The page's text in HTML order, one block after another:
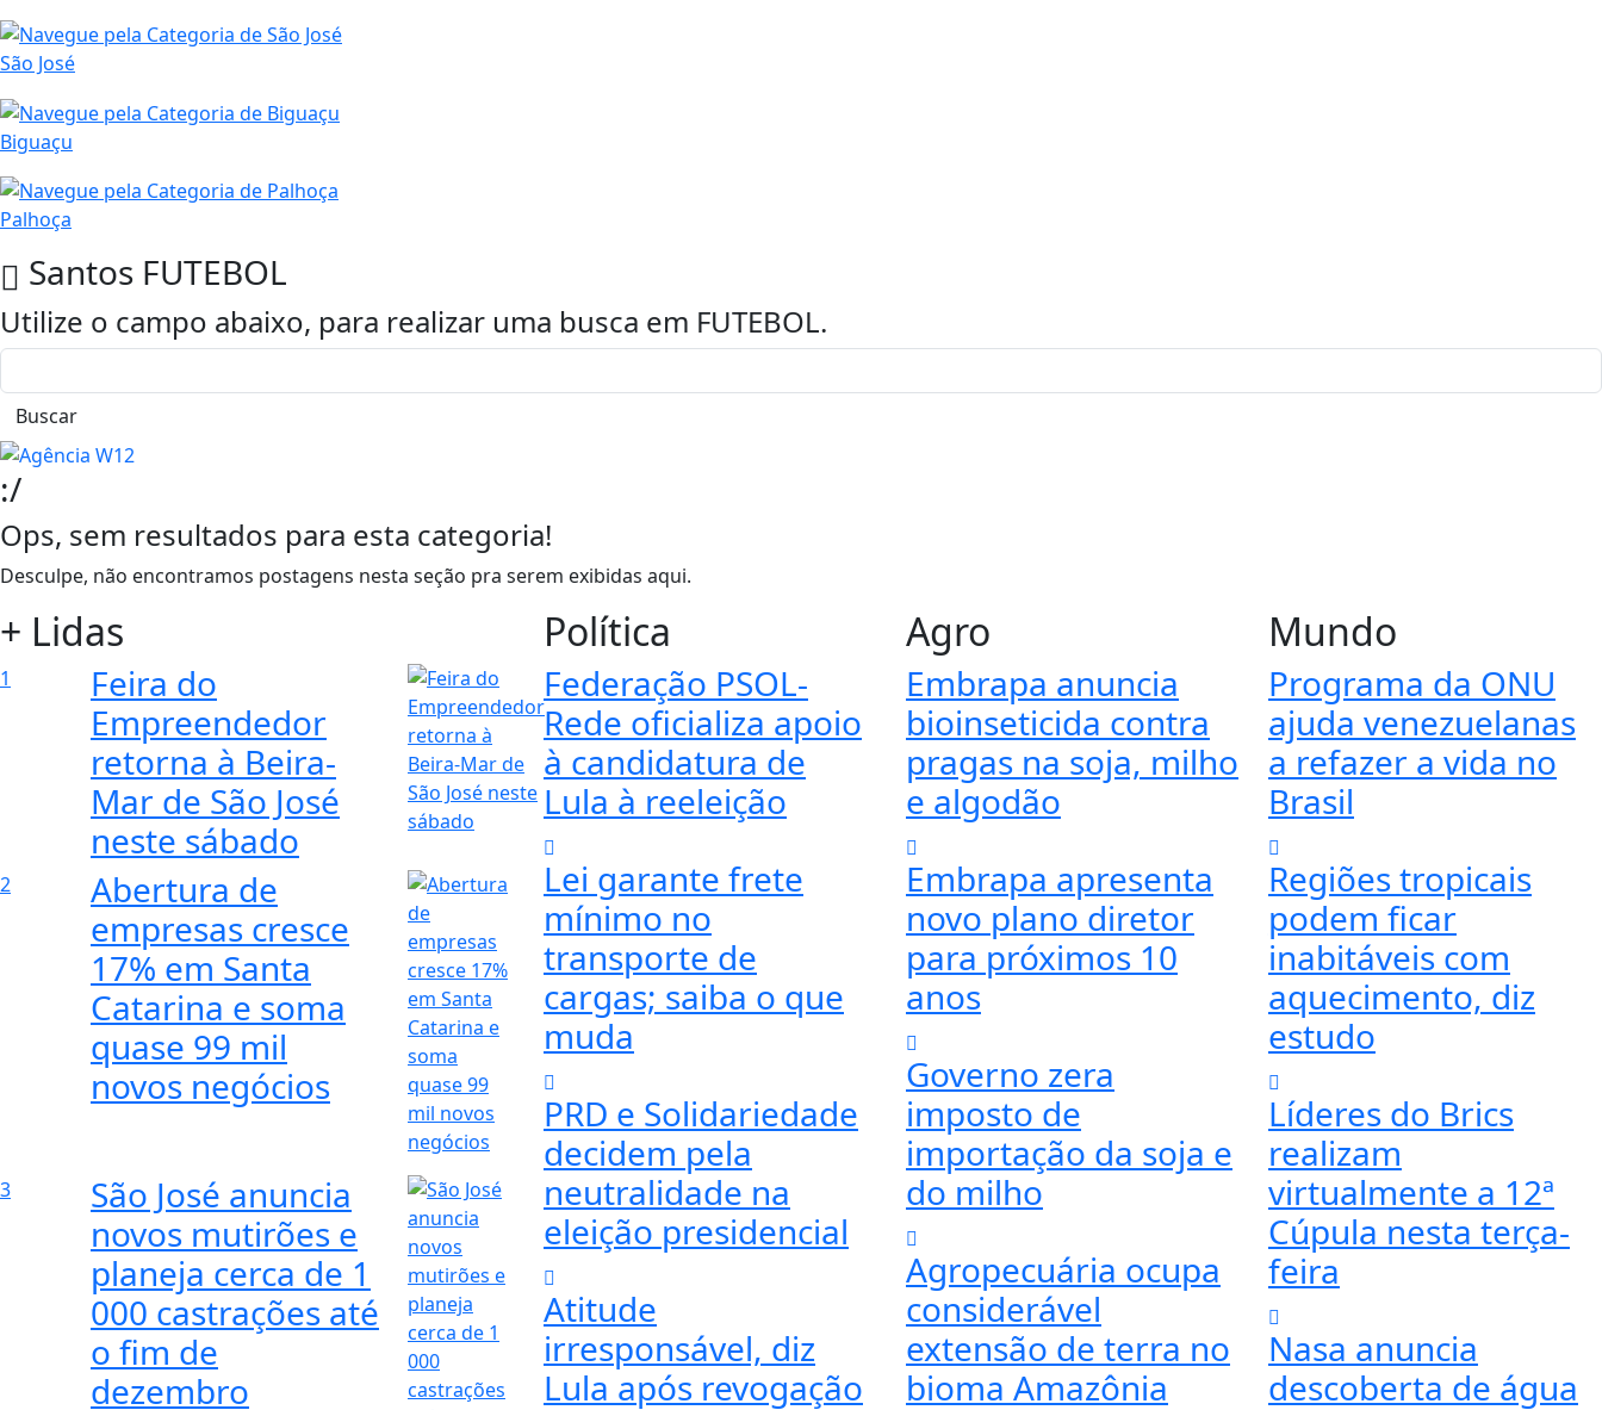
São José
Biguaçu
Palhoça
Santos FUTEBOL
Utilize o campo abaixo, para realizar uma busca em FUTEBOL.
Buscar
:/
Ops, sem resultados para esta categoria!
Desculpe, não encontramos postagens nesta seção pra serem exibidas aqui.
+ Lidas
1
Feira do
Empreendedor
retorna à Beira-
Mar de São José
neste sábado
2
Abertura de
empresas cresce
17% em Santa
Catarina e soma
quase 99 mil
novos negócios
3
São José anuncia
novos mutirões e
planeja cerca de 1
000 castrações até
o fim de
dezembro
Política
Federação PSOL-
Rede oficializa apoio
à candidatura de
Lula à reeleição
Lei garante frete
mínimo no
transporte de
cargas; saiba o que
muda
PRD e Solidariedade
decidem pela
neutralidade na
eleição presidencial
Atitude
irresponsável, diz
Lula após revogação
Agro
Embrapa anuncia
bioinseticida contra
pragas na soja, milho
e algodão
Embrapa apresenta
novo plano diretor
para próximos 10
anos
Governo zera
imposto de
importação da soja e
do milho
Agropecuária ocupa
considerável
extensão de terra no
bioma Amazônia
Mundo
Programa da ONU
ajuda venezuelanas
a refazer a vida no
Brasil
Regiões tropicais
podem ficar
inabitáveis com
aquecimento, diz
estudo
Líderes do Brics
realizam
virtualmente a 12ª
Cúpula nesta terça-
feira
Nasa anuncia
descoberta de água